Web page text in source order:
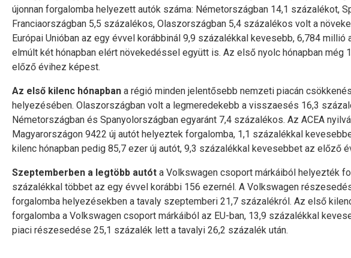
újonnan forgalomba helyezett autók száma: Németországban 14,1 százalékot,
Franciaországban 5,5 százalékos, Olaszországban 5,4 százalékos volt a
Európai Unióban az egy évvel korábbinál 9,9 százalékkal kevesebb, 6,784
elmúlt két hónapban elért növekedéssel együtt is. Az első nyolc hónapban még
előző évihez képest.
Az első kilenc hónapban a régió minden jelentősebb nemzeti piacán
helyezésében. Olaszországban volt a legmeredekebb a visszaesés 16,3
Németországban és Spanyolországban egyaránt 7,4 százalékos. Az ACEA
Magyarországon 9422 új autót helyeztek forgalomba, 1,1 százalékkal
kilenc hónapban pedig 85,7 ezer új autót, 9,3 százalékkal kevesebbet az előző
Szeptemberben a legtöbb autót a Volkswagen csoport márkáiból helyezték
százalékkal többet az egy évvel korábbi 156 ezernél. A Volkswagen
forgalomba helyezésekben a tavaly szeptemberi 21,7 százalékról. Az első
forgalomba a Volkswagen csoport márkáiból az EU-ban, 13,9 százalékkal
piaci részesedése 25,1 százalék lett a tavalyi 26,2 százalék után.